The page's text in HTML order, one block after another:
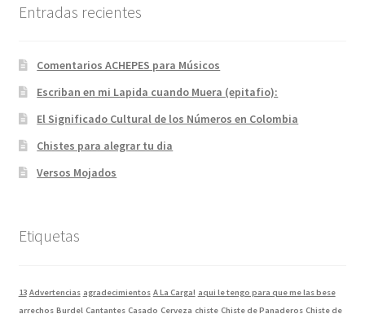
Entradas recientes
Comentarios ACHEPES para Músicos
Escriban en mi Lapida cuando Muera (epitafio):
El Significado Cultural de los Números en Colombia
Chistes para alegrar tu dia
Versos Mojados
Etiquetas
13 Advertencias agradecimientos A La Carga! aqui le tengo para que me las bese
arrechos Burdel Cantantes Casado Cerveza chiste Chiste de Panaderos Chiste de